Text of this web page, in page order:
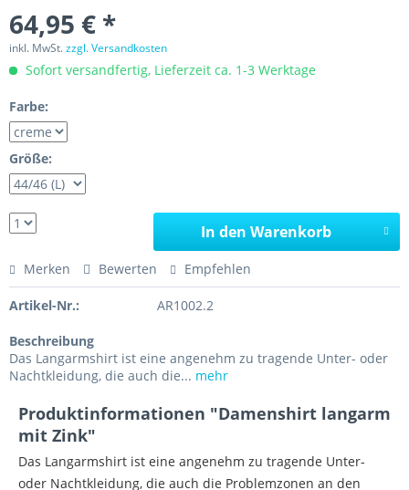
64,95 € *
inkl. MwSt.zzgl. Versandkosten
Sofort versandfertig, Lieferzeit ca. 1-3 Werktage
Farbe:
Größe:
In den Warenkorb
Merken Bewerten Empfehlen
Artikel-Nr.: AR1002.2
Beschreibung
Das Langarmshirt ist eine angenehm zu tragende Unter- oder
Nachtkleidung, die auch die... mehr
Produktinformationen "Damenshirt langarm
mit Zink"
Das Langarmshirt ist eine angenehm zu tragende Unter-
oder Nachtkleidung, die auch die Problemzonen an den